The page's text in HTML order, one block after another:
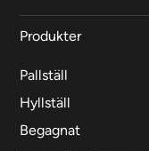
Produkter
Pallställ
Hyllställ
Begagnat